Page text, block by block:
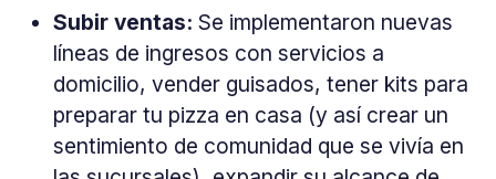
Subir ventas: Se implementaron nuevas
líneas de ingresos con servicios a
domicilio, vender guisados, tener kits para
preparar tu pizza en casa (y así crear un
sentimiento de comunidad que se vivía en